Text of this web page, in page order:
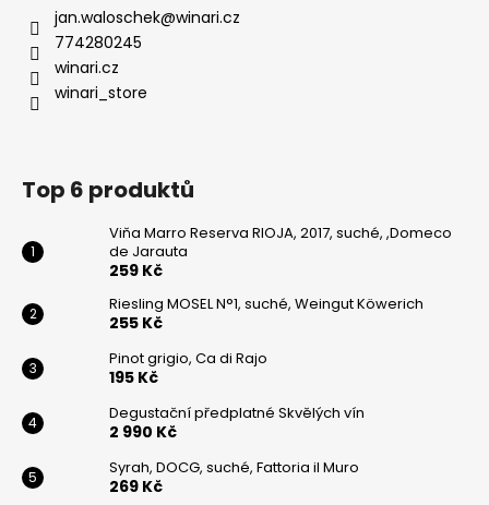
jan.waloschek@winari.cz
774280245
winari.cz
winari_store
Top 6 produktů
Viňa Marro Reserva RIOJA, 2017, suché, ,Domeco
de Jarauta
259 Kč
Riesling MOSEL N°1, suché, Weingut Köwerich
255 Kč
Pinot grigio, Ca di Rajo
195 Kč
Degustační předplatné Skvělých vín
2 990 Kč
Syrah, DOCG, suché, Fattoria il Muro
269 Kč